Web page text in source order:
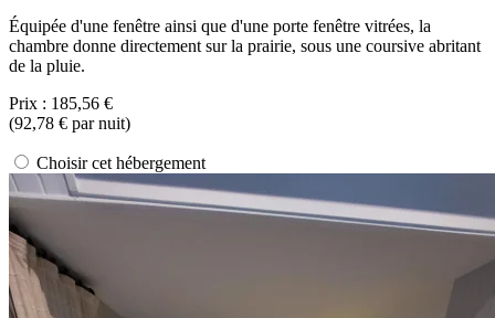
Équipée d'une fenêtre ainsi que d'une porte fenêtre vitrées, la
chambre donne directement sur la prairie, sous une coursive abritant
de la pluie.
Prix : 185,56 €
(92,78 € par nuit)
Choisir cet hébergement